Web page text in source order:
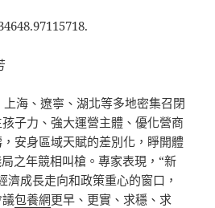
上海、遼寧、湖北等多地密集召閉
子力、強大運營主體、優化營商
安身區域天賦的差別化，睜開體
之年競相叫槍。專家表現，“新
濟成長走向和政策重心的窗口，
議包養網更早、更實、求穩、求